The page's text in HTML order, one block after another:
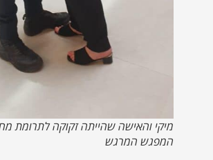
מיקי והאישה שהייתה זקוקה לתרומת
המפגש המרגש